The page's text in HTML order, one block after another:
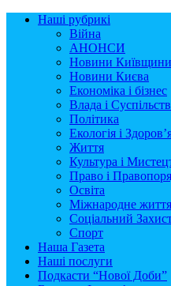
Наші рубрикі
Війна
АНОНСИ
Новини Київщини
Новини Києва
Економіка і бізнес
Влада і
Політика
Екологія і
Життя
Культура і
Право і
Освіта
Міжнародне життя
Соціальний
Спорт
Наша Газета
Наші послуги
Подкасти “Нової Доби”